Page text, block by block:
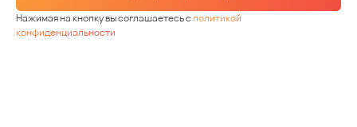
Нажимая на кнопку вы соглашаетесь сполитикой
конфиденциальности